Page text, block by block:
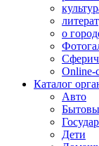
о
Online-
Каталог
Авто
Дети